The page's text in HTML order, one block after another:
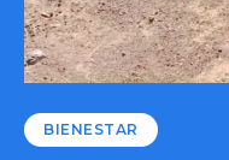
BIENESTAR